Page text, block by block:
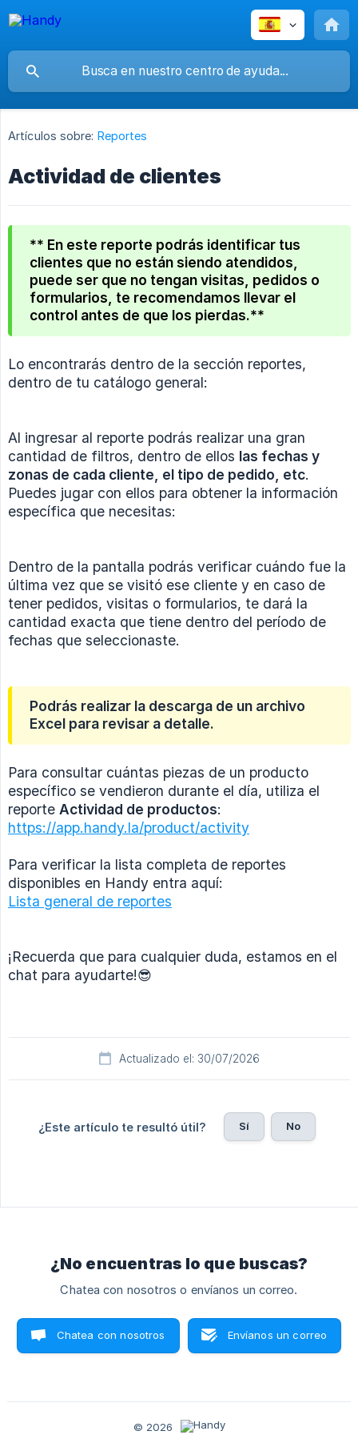
Artículos sobre: Reportes
Actividad de clientes
** En este reporte podrás identificar tus
clientes que no están siendo atendidos,
puede ser que no tengan visitas, pedidos o
formularios, te recomendamos llevar el
control antes de que los pierdas.**
Lo encontrarás dentro de la sección reportes,
dentro de tu catálogo general:
Al ingresar al reporte podrás realizar una gran
cantidad de filtros, dentro de ellos las fechas y
zonas de cada cliente, el tipo de pedido, etc.
Puedes jugar con ellos para obtener la información
específica que necesitas:
Dentro de la pantalla podrás verificar cuándo fue la
última vez que se visitó ese cliente y en caso de
tener pedidos, visitas o formularios, te dará la
cantidad exacta que tiene dentro del período de
fechas que seleccionaste.
Podrás realizar la descarga de un archivo
Excel para revisar a detalle.
Para consultar cuántas piezas de un producto
específico se vendieron durante el día, utiliza el
reporte Actividad de productos:
https://app.handy.la/product/activity
Para verificar la lista completa de reportes
disponibles en Handy entra aquí:
Lista general de reportes
¡Recuerda que para cualquier duda, estamos en el
chat para ayudarte!😎
Actualizado el: 30/07/2026
¿Este artículo te resultó útil? Sí No
¿No encuentras lo que buscas?
Chatea con nosotros o envíanos un correo.
Chatea con nosotros Envíanos un correo
© 2026